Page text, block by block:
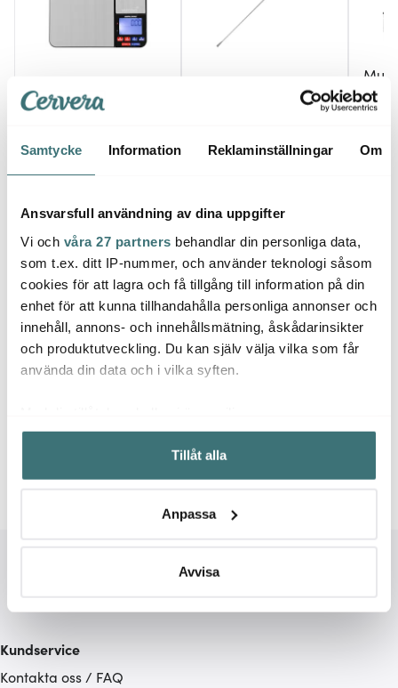
Samtycke Information Reklaminställningar Om
Ansvarsfull användning av dina uppgifter
Vi och våra 27 partners behandlar din personliga data,
som t.ex. ditt IP-nummer, och använder teknologi såsom
cookies för att lagra och få tillgång till information på din
enhet för att kunna tillhandahålla personliga annonser och
innehåll, annons- och innehållsmätning, åskådarinsikter
och produktutveckling. Du kan själv välja vilka som får
använda din data och i vilka syften.
Samla in information om din geografiska plats som
kan ha en noggrannhet på upp till flera meter
Identifiera din enhet genom att aktivt skanna den för
Ta reda på mer om hur dina personliga uppgifter
Du kan ändra eller dra tillbaka ditt samtycke när som
ska anpassas efter det som vi tror att du tycker om. Det
gör också att vi kan analysera vår trafik och göra
Tillåt alla
Anpassa
Avvisa
Mustang
Digital pizzavåg
349 kr
stål/svart
39 kr 538
Låt dig inspireras av våra kunder
Mustang
Kundservice
Kontakta oss / FAQ